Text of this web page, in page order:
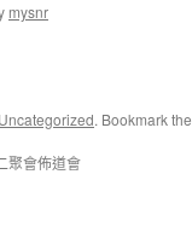
mysnr
Uncategorized. Bookmark the
聚會佈道會